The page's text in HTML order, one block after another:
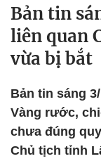
Bản tin
liên quan
vừa bị bắt
Bản tin sáng
Vàng rước,
chưa đúng
Chủ tịch tỉnh